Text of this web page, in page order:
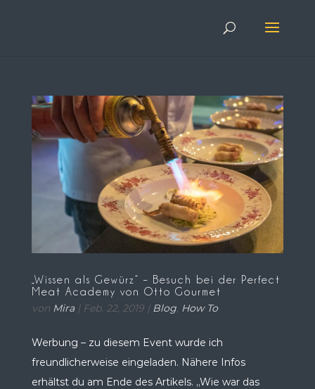
„Wissen als Gewürz“ – Besuch bei der Perfect
Meat Academy von Otto Gourmet
von Mira| Feb. 22, 2019| Blog, How To
Werbung – zu diesem Event wurde ich
freundlicherweise eingeladen. Nähere Infos
erhältst du am Ende des Artikels. „Wie war das